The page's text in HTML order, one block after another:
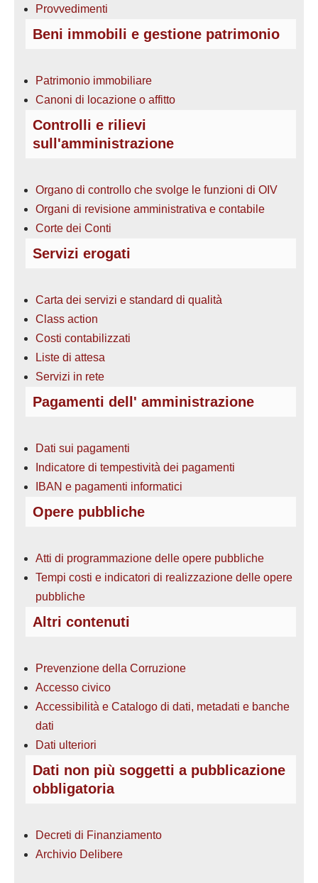
Provvedimenti
Beni immobili e gestione patrimonio
Patrimonio immobiliare
Canoni di locazione o affitto
Controlli e rilievi
sull'amministrazione
Organo di controllo che svolge le funzioni di OIV
Organi di revisione amministrativa e contabile
Corte dei Conti
Servizi erogati
Carta dei servizi e standard di qualità
Class action
Costi contabilizzati
Liste di attesa
Servizi in rete
Pagamenti dell' amministrazione
Dati sui pagamenti
Indicatore di tempestività dei pagamenti
IBAN e pagamenti informatici
Opere pubbliche
Atti di programmazione delle opere pubbliche
Tempi costi e indicatori di realizzazione delle opere
pubbliche
Altri contenuti
Prevenzione della Corruzione
Accesso civico
Accessibilità e Catalogo di dati, metadati e banche
dati
Dati ulteriori
Dati non più soggetti a pubblicazione
obbligatoria
Decreti di Finanziamento
Archivio Delibere